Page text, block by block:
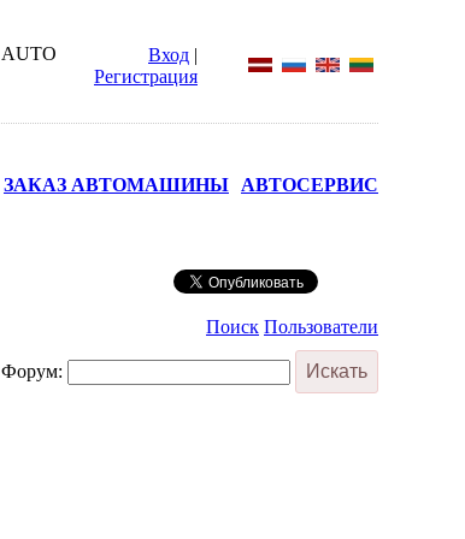
Вход |
Регистрация
ЗАКАЗ АВТОМАШИНЫ АВТОСЕРВИС
Поиск Пользователи
Форум: